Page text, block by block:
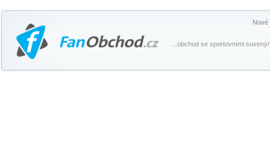
...obchod se sportovními
Nové